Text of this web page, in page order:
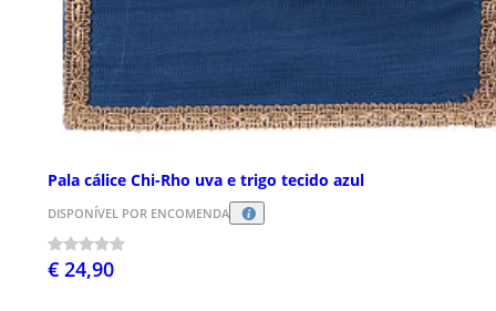
Pala cálice Chi-Rho uva e trigo tecido azul
DISPONÍVEL POR ENCOMENDA
€ 24,90